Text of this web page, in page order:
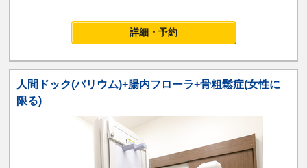
詳細・予約
人間ドック(バリウム)+腸内フローラ+骨粗鬆症(女性に
限る)